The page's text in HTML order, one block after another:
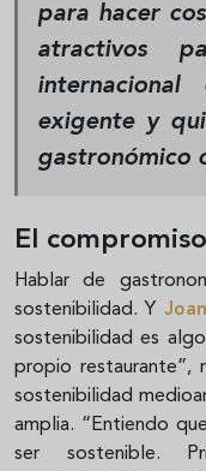
para hacer
atractivos
exigente y
gastronómico
El
Hablar de
sostenibilidad. Y
sostenibilidad es
propio restaurante”,
sostenibilidad
amplia. “Entiendo
ser sostenible.